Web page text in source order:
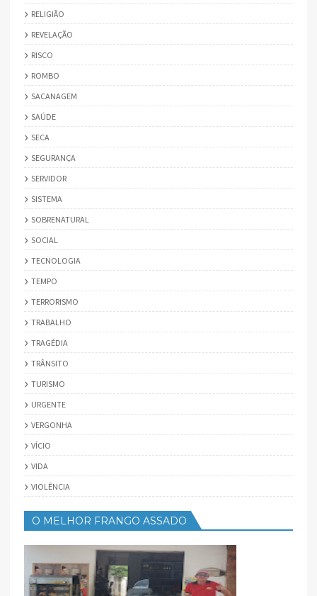
RELIGIÃO
REVELAÇÃO
RISCO
ROMBO
SACANAGEM
SAÚDE
SECA
SEGURANÇA
SERVIDOR
SISTEMA
SOBRENATURAL
SOCIAL
TECNOLOGIA
TEMPO
TERRORISMO
TRABALHO
TRAGÉDIA
TRÂNSITO
TURISMO
URGENTE
VERGONHA
VÍCIO
VIDA
VIOLÊNCIA
O MELHOR FRANGO ASSADO